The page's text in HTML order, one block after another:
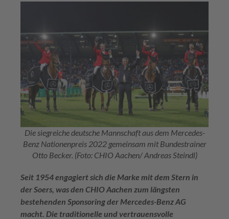
Die siegreiche deutsche Mannschaft aus dem Mercedes-
Benz Nationenpreis 2022 gemeinsam mit Bundestrainer
Otto Becker. (Foto: CHIO Aachen/ Andreas Steindl)
Seit 1954 engagiert sich die Marke mit dem Stern in
der Soers , was den CHIO Aachen zum längsten
bestehenden Sponsoring der Mercedes-Benz AG
macht. Die traditionelle und vertrauensvolle